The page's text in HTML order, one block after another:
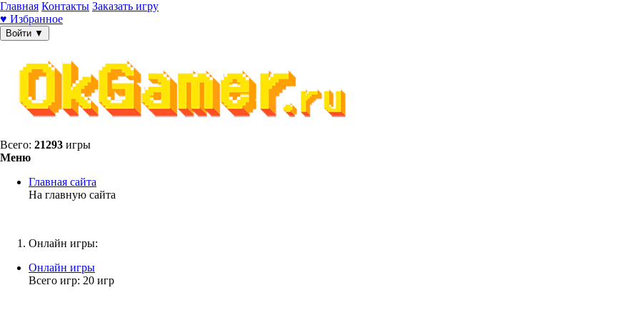
Главная Контакты Заказать игру
♥ Избранное
Войти ▼
Всего: 21293 игры
Меню
Главная сайта
На главную сайта
Онлайн игры:
Онлайн игры
Всего игр: 20 игр